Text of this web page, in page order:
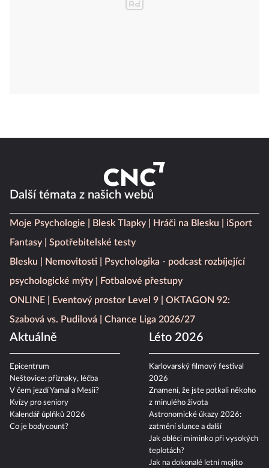
Další témata z našich webů
Moje Psychologie Blesk Tlapky Hráči na Blesku
iSport
Fantasy
Spotřebitelské testy
Blesku
Nemovitosti
Psychologika - podcast rozbíjející
psychologické mýty
Fotbalové přestupy
ONLINE
Eventový prostor Level 9
OKTAGON 92:
Szabová vs. Pudilová
Chance Liga 2026/27
Aktuálně
Epicentrum
Neštovice: příznaky, léčba
V čem jezdí Yamal a Mesii?
Kvízy pro seniory
Kalendář úplňků 2026
Co je bodycount?
Léto 2026
Karlovarský filmový festival
2026
Znamení, že jste potkali někoho
z minulého života
Astronomické úkazy 2026:
zatmění slunce a další
Jak obléci miminko při vysokých
teplotách?
Jak na dokonalé letní mojito